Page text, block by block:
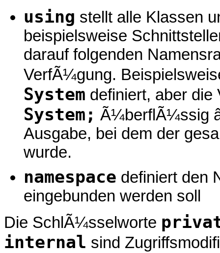
using stellt alle Klassen
beispielsweise
darauf folgenden
VerfÃ¼gung.
System definiert, aber
System; Ã¼berflÃ¼ssig
Ausgabe, bei dem der
wurde.
namespace definiert den
eingebunden werden soll
Die SchlÃ¼sselworte
internal sind